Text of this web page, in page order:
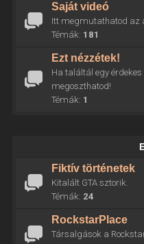
Saját videó
Itt megmutathatod az
Témák: 181
Ezt nézzétek!
Ha találtál egy
megoszthatod!
Témák: 1
Fiktív történetek
Kitalált GTA sztorik.
Témák: 24
RockstarPlace
Társalgások a